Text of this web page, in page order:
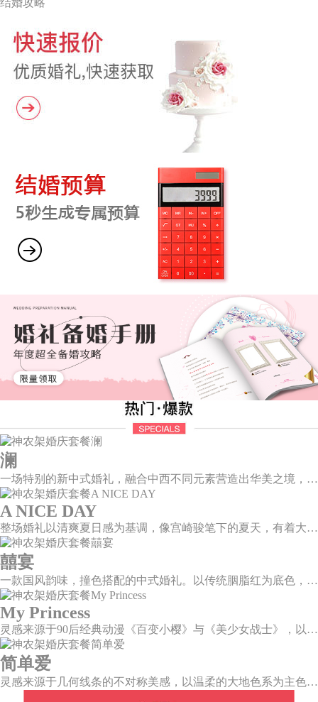
澜
一场特别的新中式婚礼，融合中西不同元素营造出华美之境，有庄严浪漫的西式证婚，也有含蓄深情的中式感恩，从古典到现代，从前世到今生，爱，隽永铭刻。
A NICE DAY
整场婚礼以清爽夏日感为基调，像宫崎骏笔下的夏天，有着大朵大朵像棉花糖似的白云，有蔚蓝蔚蓝的天空和青绿青绿的草地，有着童话世界里干净纯洁的美好，有着日系画风下的治愈感。
囍宴
一款国风韵味，撞色搭配的中式婚礼。以传统胭脂红为底色，黛蓝色花鸟点缀其中，热情的红色和低调的古风书画色相辅相成。
My Princess
灵感来源于90后经典动漫《百变小樱》与《美少女战士》，以柔美梦幻的马卡龙色系为主色调，融合精灵萌宠与星星魔法阵等元素，为遗落凡间的公主搭建一个召唤王子的舞台。
简单爱
灵感来源于几何线条的不对称美感，以温柔的大地色系为主色调，空间上，利用几何线条进行完美切割，配以柔和色系的花艺点缀，构造了一个温馨柔和、清新复古的空间。